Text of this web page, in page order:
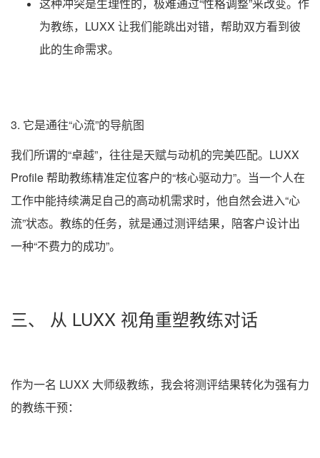
这种冲突是生理性的，极难通过“性格调整”来改变。作
为教练，LUXX 让我们能跳出对错，帮助双方看到彼
此的生命需求。
3. 它是通往“心流”的导航图
我们所谓的“卓越”，往往是天赋与动机的完美匹配。LUXX
Profile 帮助教练精准定位客户的“核心驱动力”。当一个人在
工作中能持续满足自己的高动机需求时，他自然会进入“心
流”状态。教练的任务，就是通过测评结果，陪客户设计出
一种“不费力的成功”。
三、 从 LUXX 视角重塑教练对话
作为一名 LUXX 大师级教练，我会将测评结果转化为强有力
的教练干预：